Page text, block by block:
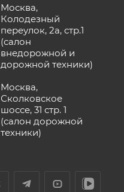
Москва,
Колодезный
переулок, 2а, стр.1
(салон
внедорожной и
дорожной техники)
Москва,
Сколковское
шоссе, 31 стр. 1
(салон дорожной
техники)